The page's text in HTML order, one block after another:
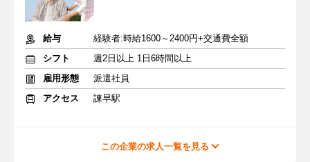
給与
経験者:時給1600～2400円+交通費全額
シフト
週2日以上 1日6時間以上
雇用形態
派遣社員
アクセス
諫早駅
この企業の求人一覧を見る